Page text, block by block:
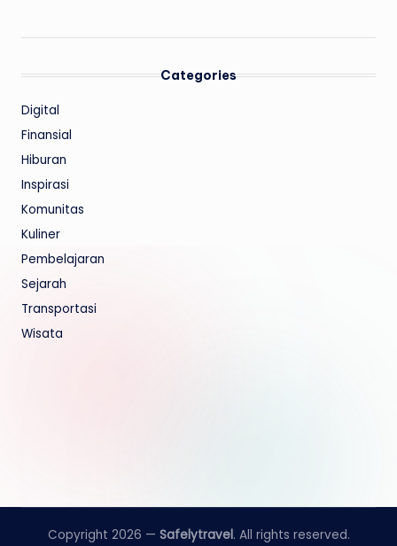
Categories
Digital
Finansial
Hiburan
Inspirasi
Komunitas
Kuliner
Pembelajaran
Sejarah
Transportasi
Wisata
Copyright 2026 — Safelytravel. All rights reserved.